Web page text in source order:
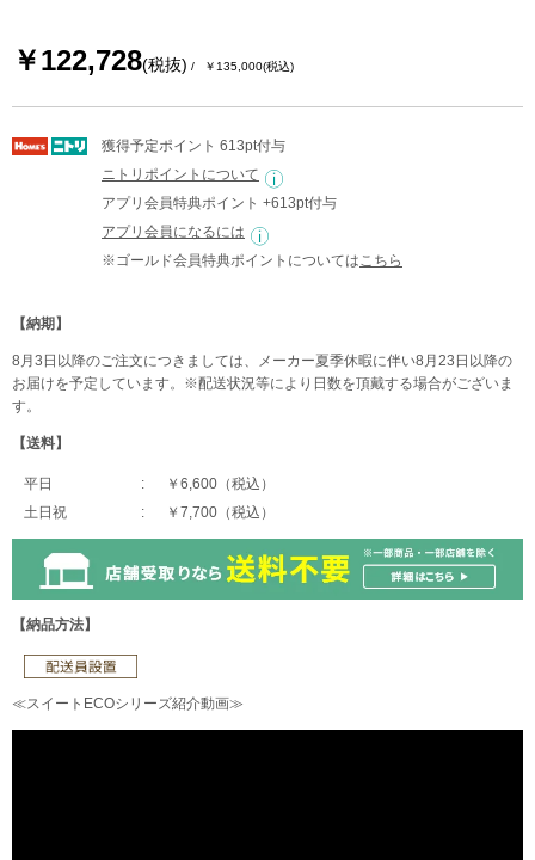
￥122,728(税抜) ￥135,000(税込)
獲得予定ポイント 613pt付与
ニトリポイントについて
アプリ会員特典ポイント +613pt付与
アプリ会員になるには
※ゴールド会員特典ポイントについては こちら
【納期】
8月3日以降のご注文につきましては、メーカー夏季休暇に伴い8月23日以降の
お届けを予定しています。※配送状況等により日数を頂戴する場合がございま
す。
【送料】
平日
￥6,600（税込）
土日祝
￥7,700（税込）
【納品方法】
≪スイートECOシリーズ紹介動画≫